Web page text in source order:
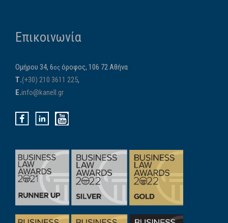
Επικοινωνία
Ομήρου 34, 6ος όροφος, 106 72 Αθήνα
Τ.(+30) 210 3611 225,
E.info@kanell.gr